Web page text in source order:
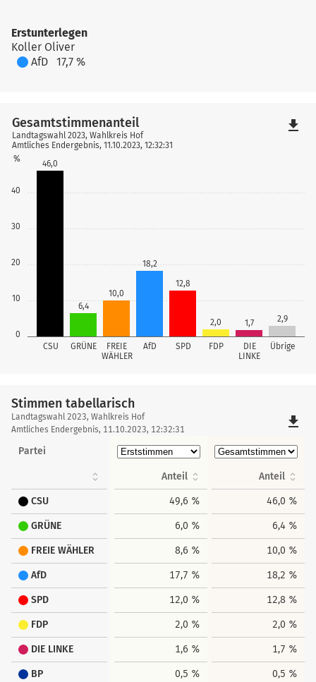
Erstunterlegen
Koller Oliver
AfD
17,7 %
0
10
20
30
40
%
CSU GRÜNE
FREIE
WÄHLER
AfD SPD FDP
DIE
LINKE
Übrige
46,0
6,4
10,0
18,2
12,8
2,0 1,7 2,9
Gesamtstimmenanteil
Landtagswahl 2023, Wahlkreis Hof
Amtliches Endergebnis, 11.10.2023, 12:32:31
file_download
Stimmen tabellarisch
Stimmen
tabellarisch
Landtagswahl 2023, Wahlkreis Hof
Amtliches Endergebnis, 11.10.2023, 12:32:31
file_download
Partei
Anteil Anteil
CSU 49,6 % 46,0 %
GRÜNE 6,0 % 6,4 %
FREIE WÄHLER 8,6 % 10,0 %
AfD 17,7 % 18,2 %
SPD 12,0 % 12,8 %
FDP 2,0 % 2,0 %
DIE LINKE 1,6 % 1,7 %
BP 0,5 % 0,5 %